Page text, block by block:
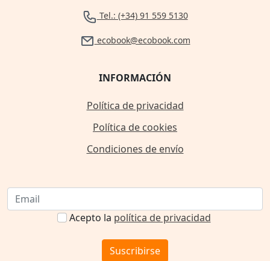
Tel.: (+34) 91 559 5130
ecobook@ecobook.com
INFORMACIÓN
Política de privacidad
Política de cookies
Condiciones de envío
Acepto la política de privacidad
Suscribirse